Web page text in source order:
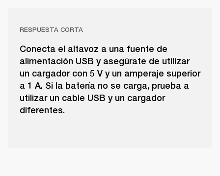
RESPUESTA CORTA
Conecta el altavoz a una fuente de
alimentación USB y asegúrate de utilizar
un cargador con 5 V y un amperaje superior
a 1 A. Si la batería no se carga, prueba a
utilizar un cable USB y un cargador
diferentes.